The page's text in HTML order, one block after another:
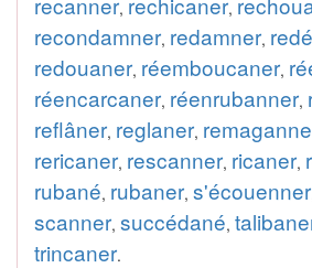
, ,
recondamner, redamner,
redouaner, réemboucaner,
réencarcaner, réenrubanner,
reflâner, reglaner,
rericaner, rescanner, ricaner,
rubané, rubaner, s'écouenner
scanner, succédané,
trincaner.